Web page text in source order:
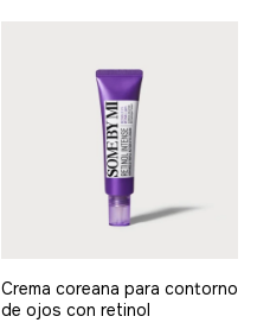
Crema coreana para contorno
de ojos con retinol